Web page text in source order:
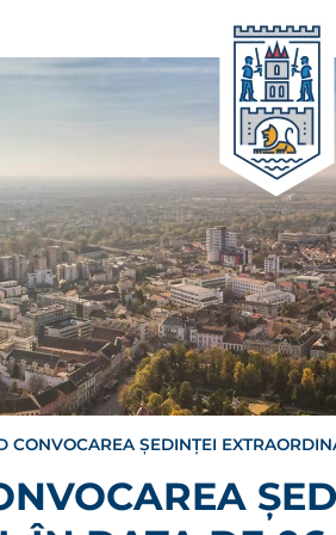
CONVOCAREA ȘEDINȚEI